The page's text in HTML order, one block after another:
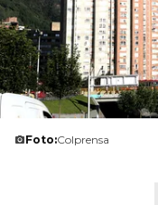
Foto:Colprensa